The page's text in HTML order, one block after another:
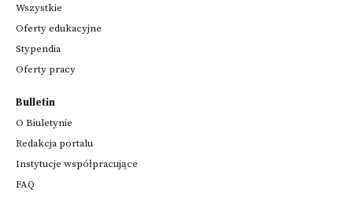
Wszystkie
Oferty edukacyjne
Stypendia
Oferty pracy
Bulletin
O Biuletynie
Redakcja portalu
Instytucje współpracujące
FAQ